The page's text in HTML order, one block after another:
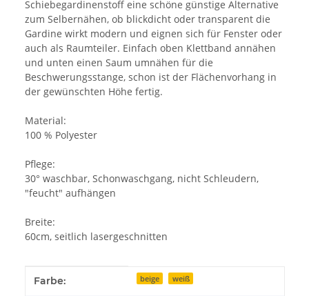
Schiebegardinenstoff eine schöne günstige Alternative
zum Selbernähen, ob blickdicht oder transparent die
Gardine wirkt modern und eignen sich für Fenster oder
auch als Raumteiler. Einfach oben Klettband annähen
und unten einen Saum umnähen für die
Beschwerungsstange, schon ist der Flächenvorhang in
der gewünschten Höhe fertig.
Material:
100 % Polyester
Pflege:
30° waschbar, Schonwaschgang, nicht Schleudern,
"feucht" aufhängen
Breite:
60cm, seitlich lasergeschnitten
Produkteigenschaft
Wert
Farbe: beige weiß